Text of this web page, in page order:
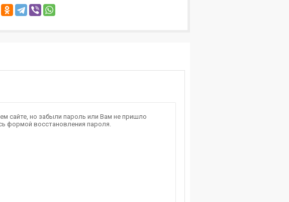
сайте, но забыли пароль или Вам не пришло
формой восстановления пароля.